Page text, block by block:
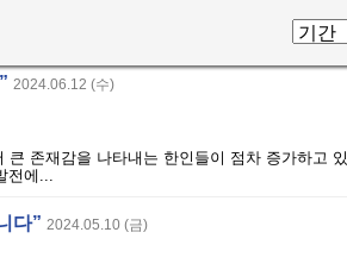
2024.06.12 (수)
존재감을 나타내는 한인들이 점차 증가하고
전에...
다” 2024.05.10 (금)